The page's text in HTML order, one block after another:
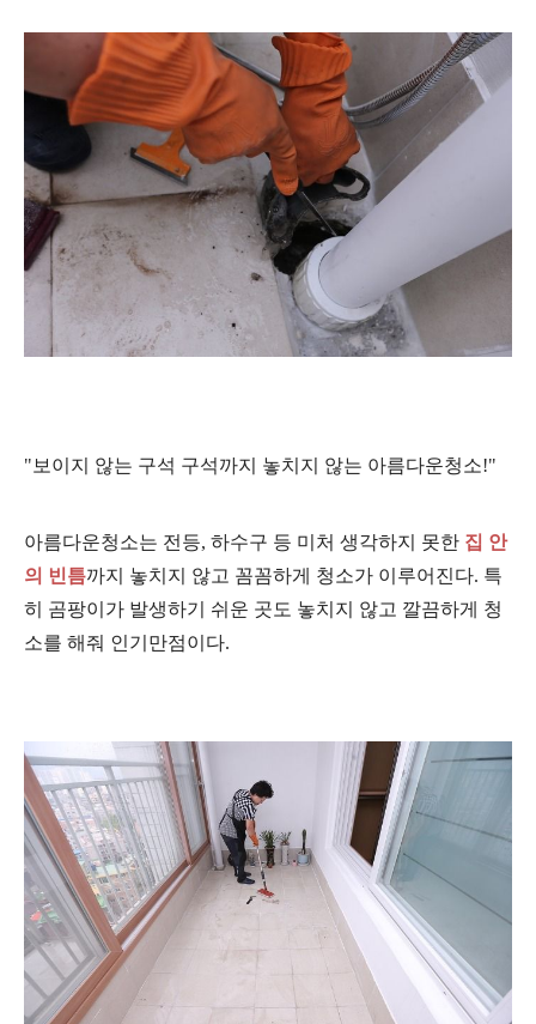
"보이지 않는 구석 구석까지 놓치지 않는 아름다운청소!"
아름다운청소는 전등, 하수구 등 미처 생각하지 못한 집 안
의 빈틈까지 놓치지 않고 꼼꼼하게 청소가 이루어진다. 특
히 곰팡이가 발생하기 쉬운 곳도 놓치지 않고 깔끔하게 청
소를 해줘 인기만점이다.